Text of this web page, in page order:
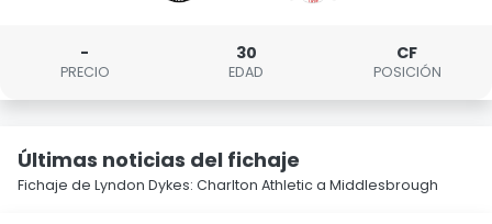
-
PRECIO
30
EDAD
CF
POSICIÓN
Últimas noticias del fichaje
Fichaje de Lyndon Dykes: Charlton Athletic a Middlesbrough